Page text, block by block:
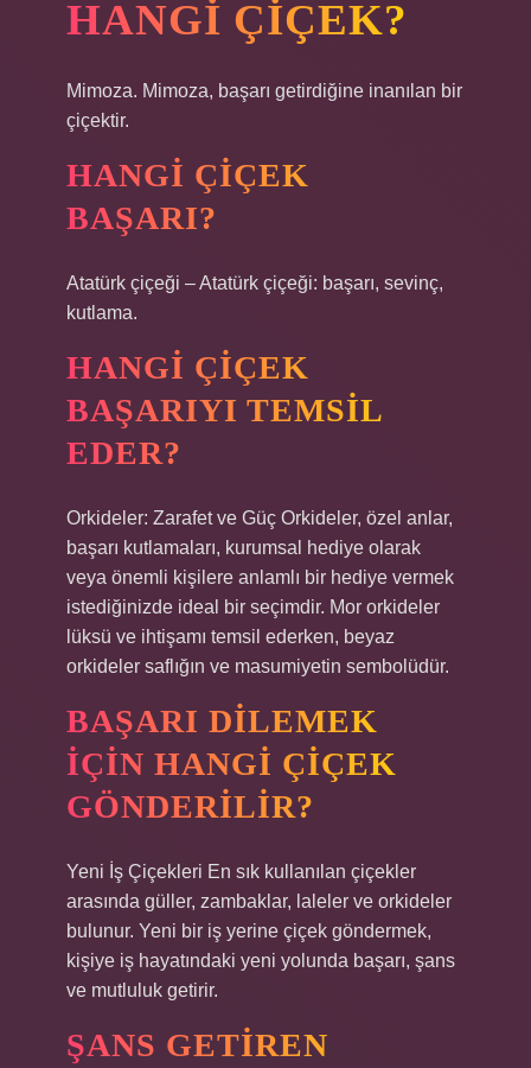
HANGI ÇIÇEK?
Mimoza. Mimoza, başarı getirdiğine inanılan bir
çiçektir.
HANGI ÇIÇEK
BAŞARI?
Atatürk çiçeği – Atatürk çiçeği: başarı, sevinç,
kutlama.
HANGI ÇIÇEK
BAŞARIYI TEMSIL
EDER?
Orkideler: Zarafet ve Güç Orkideler, özel anlar,
başarı kutlamaları, kurumsal hediye olarak
veya önemli kişilere anlamlı bir hediye vermek
istediğinizde ideal bir seçimdir. Mor orkideler
lüksü ve ihtişamı temsil ederken, beyaz
orkideler saflığın ve masumiyetin sembolüdür.
BAŞARI DILEMEK
IÇIN HANGI ÇIÇEK
GÖNDERILIR?
Yeni İş Çiçekleri En sık kullanılan çiçekler
arasında güller, zambaklar, laleler ve orkideler
bulunur. Yeni bir iş yerine çiçek göndermek,
kişiye iş hayatındaki yeni yolunda başarı, şans
ve mutluluk getirir.
ŞANS GETIREN